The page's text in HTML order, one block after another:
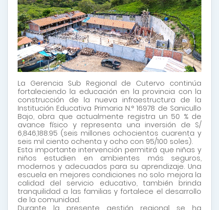
La Gerencia Sub Regional de Cutervo continúa
fortaleciendo la educación en la provincia con la
construcción de la nueva infraestructura de la
Institución Educativa Primaria N.° 16978 de Sanicullo
Bajo, obra que actualmente registra un 50 % de
avance físico y representa una inversión de S/
6,846,188.95 (seis millones ochocientos cuarenta y
seis mil ciento ochenta y ocho con 95/100 soles).
Esta importante intervención permitirá que niñas y
niños estudien en ambientes más seguros,
modernos y adecuados para su aprendizaje. Una
escuela en mejores condiciones no solo mejora la
calidad del servicio educativo, también brinda
tranquilidad a las familias y fortalece el desarrollo
de la comunidad.
Durante la presente gestión regional se ha